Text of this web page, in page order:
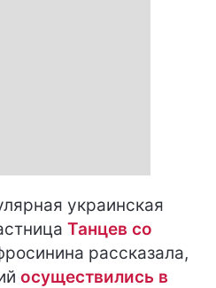
украинская
Танцев со
рассказала,
осуществились в